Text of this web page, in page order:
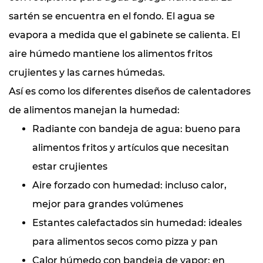
sartén se encuentra en el fondo. El agua se
evapora a medida que el gabinete se calienta. El
aire húmedo mantiene los alimentos fritos
crujientes y las carnes húmedas.
Así es como los diferentes diseños de calentadores
de alimentos manejan la humedad:
Radiante con bandeja de agua: bueno para
alimentos fritos y artículos que necesitan
estar crujientes
Aire forzado con humedad: incluso calor,
mejor para grandes volúmenes
Estantes calefactados sin humedad: ideales
para alimentos secos como pizza y pan
Calor húmedo con bandeja de vapor: en